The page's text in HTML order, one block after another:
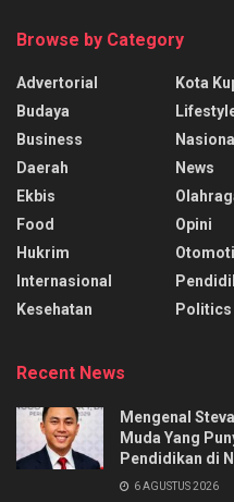
Browse by Category
Advertorial
Budaya
Business
Daerah
Ekbis
Food
Hukrim
Internasional
Kesehatan
Kota
Nasional
News
Opini
Politics
Recent News
Mengenal
Muda Yang
Pendidikan di
6 AGUSTUS 2026